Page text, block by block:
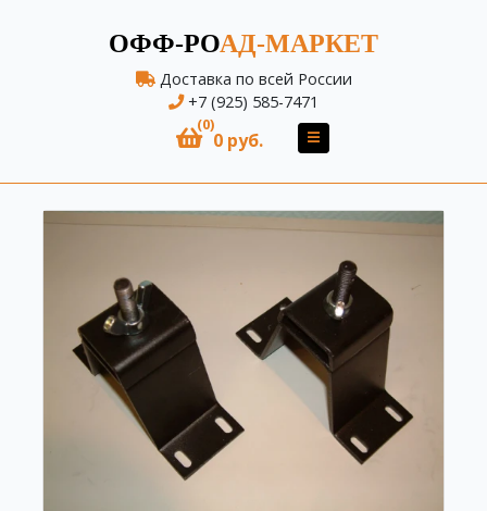
ОФФ-РОАД-МАРКЕТ
Доставка по всей России
+7 (925) 585-7471
(0)
0 руб.